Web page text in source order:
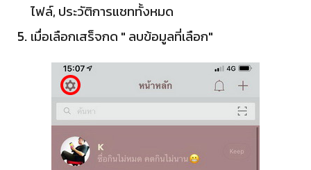
ไฟล์, ประวัติการแชททั้งหมด
เมื่อเลือกเสร็จกด " ลบข้อมูลที่เลือก"